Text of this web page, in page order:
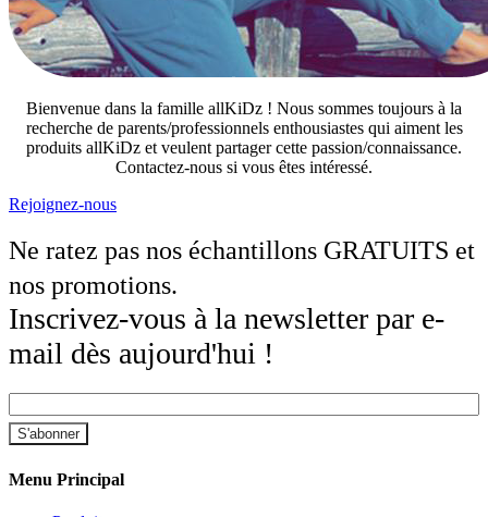
Bienvenue dans la famille allKiDz ! Nous sommes toujours à la
recherche de parents/professionnels enthousiastes qui aiment les
produits allKiDz et veulent partager cette passion/connaissance.
Contactez-nous si vous êtes intéressé.
Rejoignez-nous
Ne ratez pas nos échantillons GRATUITS et
nos promotions.
Inscrivez-vous à la newsletter par e-
mail dès aujourd'hui !
Menu Principal